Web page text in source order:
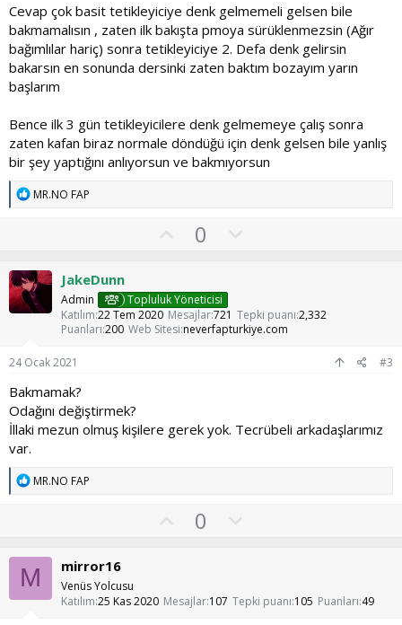
Cevap çok basit tetikleyiciye denk gelmemeli gelsen bile
bakmamalısın , zaten ilk bakışta pmoya sürüklenmezsin (Ağır
bağımlılar hariç) sonra tetikleyiciye 2. Defa denk gelirsin
bakarsın en sonunda dersinki zaten baktım bozayım yarın
başlarım
Bence ilk 3 gün tetikleyicilere denk gelmemeye çalış sonra
zaten kafan biraz normale döndüğü için denk gelsen bile yanlış
bir şey yaptığını anlıyorsun ve bakmıyorsun
T
e
r
:
MR.NO FAP
O
a
0
s
u
l
JakeDunn
Admin
Topluluk Yöneticisi
Katılım 22 Tem 2020 Mesajlar721 Tepki puanı 2,332
Puanları 200 Web Sitesi neverfapturkiye.com
24 Ocak 2021 #3
Bakmamak?
Odağını değiştirmek?
İllaki mezun olmuş kişilere gerek yok. Tecrübeli arkadaşlarımız
var.
T
e
r
MR.NO FAP
O0
s
M mirror16
Venüs Yolcusu
Katılım 25 Kas 2020 Mesajlar 107 Tepki puanı 105 Puanları 49